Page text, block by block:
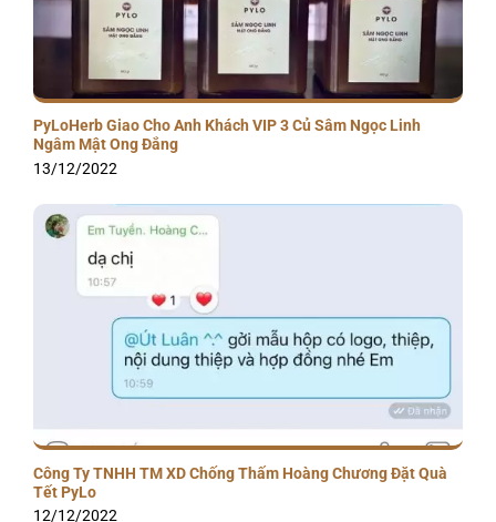
PyLoHerb Giao Cho Anh Khách VIP 3 Củ Sâm Ngọc Linh
Ngâm Mật Ong Đắng
13/12/2022
Công Ty TNHH TM XD Chống Thấm Hoàng Chương Đặt Quà
Tết PyLo
12/12/2022